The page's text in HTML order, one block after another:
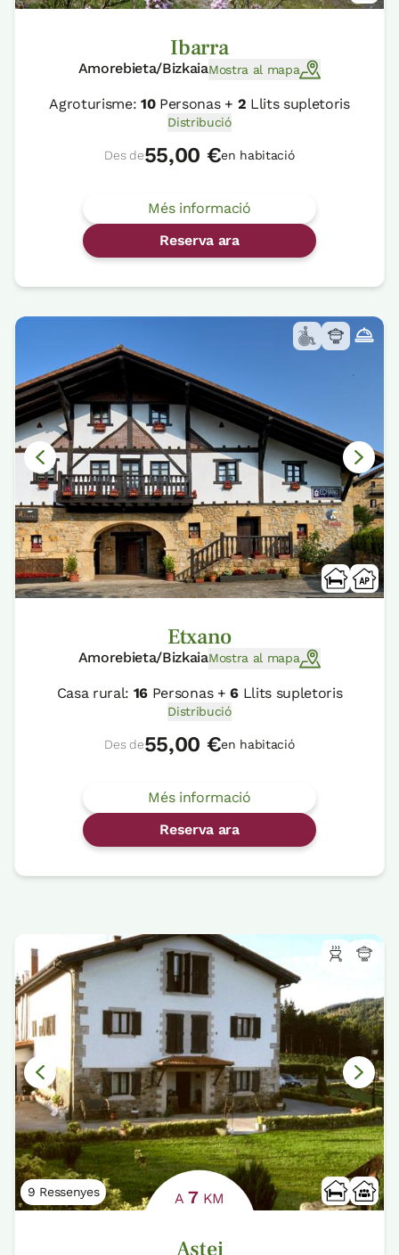
Ibarra
Amorebieta/BizkaiaMostra al mapa
Agroturisme:10Personas + 2 Llits supletoris
Distribució
Des de55,00 €en habitació
Més informació
Reserva ara
Etxano
Amorebieta/BizkaiaMostra al mapa
Casa rural: 16 Personas +6Llits supletoris
Distribució
Des de55,00 €en habitació
Més informació
Reserva ara
9 Ressenyes A7 KM
Astei